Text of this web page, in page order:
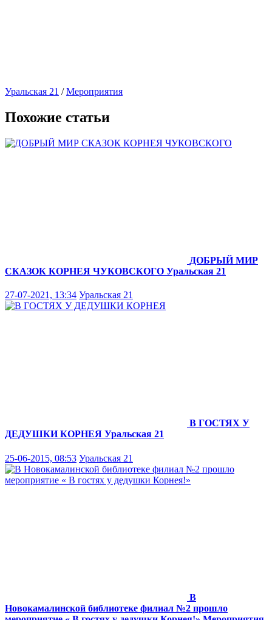
Уральская 21 /Мероприятия
Похожие статьи
ДОБРЫЙ МИР
СКАЗОК КОРНЕЯ ЧУКОВСКОГО Уральская 21
27-07-2021, 13:34 Уральская 21
В ГОСТЯХ У
ДЕДУШКИ КОРНЕЯ Уральская 21
25-06-2015, 08:53 Уральская 21
В
Новокамалинской библиотеке филиал №2 прошло